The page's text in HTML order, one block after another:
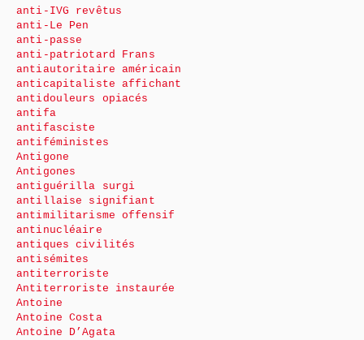
anti-IVG revêtus
anti-Le Pen
anti-passe
anti-patriotard Frans
antiautoritaire américain
anticapitaliste affichant
antidouleurs opiacés
antifa
antifasciste
antiféministes
Antigone
Antigones
antiguérilla surgi
antillaise signifiant
antimilitarisme offensif
antinucléaire
antiques civilités
antisémites
antiterroriste
Antiterroriste instaurée
Antoine
Antoine Costa
Antoine D’Agata